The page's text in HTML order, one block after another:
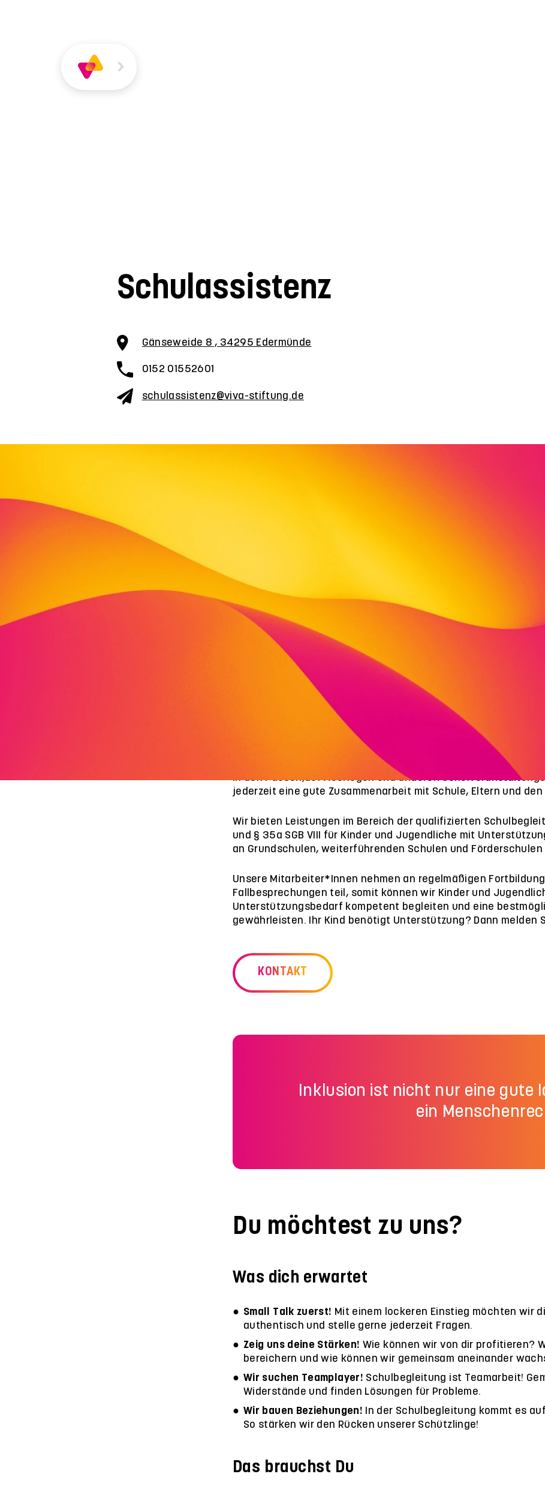
Über
VIVA
Schulassistenz
Gänseweide 8 , 34295 Edermünde
0152 01552601
schulassistenz@viva-stiftung.de
Beziehungskompetenz
Was wir wollen
Alle Kinder und Jugendliche sollen gemeinsam lernen und die
besuchen. Unser Ziel ist es, durch unsere zuverlässigen
bedarfsgerechte Schulbegleitung zu gewährleisten.
Was wir machen
Je nach Bedarf unterstützen unsere Mitarbeiter*innen die
in den Pausen,auf Ausflügen und anderen
jederzeit eine gute Zusammenarbeit mit Schule, Eltern und
Wir bieten Leistungen im Bereich der qualifizierten
und § 35a SGB VIII für Kinder und Jugendliche mit
an Grundschulen, weiterführenden Schulen und Förderschulen
Unsere Mitarbeiter*Innen nehmen an regelmäßigen
Fallbesprechungen teil, somit können wir Kinder und
Unterstützungsbedarf kompetent begleiten und eine
gewährleisten. Ihr Kind benötigt Unterstützung? Dann melden
KONTAKT
Inklusion ist nicht nur eine gute
ein
Du möchtest zu uns?
Was dich erwartet
Small Talk zuerst! Mit einem lockeren Einstieg möchten wir
authentisch und stelle gerne jederzeit Fragen.
Zeig uns deine Stärken! Wie können wir von dir profitieren?
bereichern und wie können wir gemeinsam aneinander
Wir suchen Teamplayer! Schulbegleitung ist Teamarbeit!
Widerstände und finden Lösungen für Probleme.
Wir bauen Beziehungen!
In der Schulbegleitung kommt es
So stärken wir den Rücken unserer Schützlinge!
Das brauchst Du